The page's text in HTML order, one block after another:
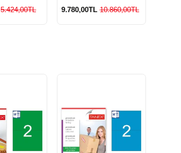
5.424,00TL 9.780,00TL 10.860,00TL